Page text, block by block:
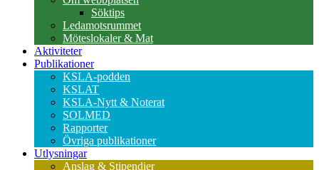
Söktips
Ledamotsrummet
Möteslokaler & Mat
Aktiviteter
Publikationer
KSLA-podden
KSLAT
KSLA-Nytt & Noterat
SOLMED
Rapporter
Övriga publikationer
Utlysningar
Anslag & Stipendier